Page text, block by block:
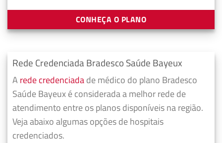
CONHEÇA O PLANO
Rede Credenciada Bradesco Saúde Bayeux
A rede credenciadade médico do plano Bradesco
Saúde Bayeux é considerada a melhor rede de
atendimento entre os planos disponíveis na região.
Veja abaixo algumas opções de hospitais
credenciados.